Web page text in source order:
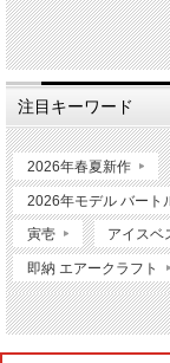
注目キーワード
2026年春夏新作
2026年モデル バート
寅壱 アイスベ
即納 エアークラフト